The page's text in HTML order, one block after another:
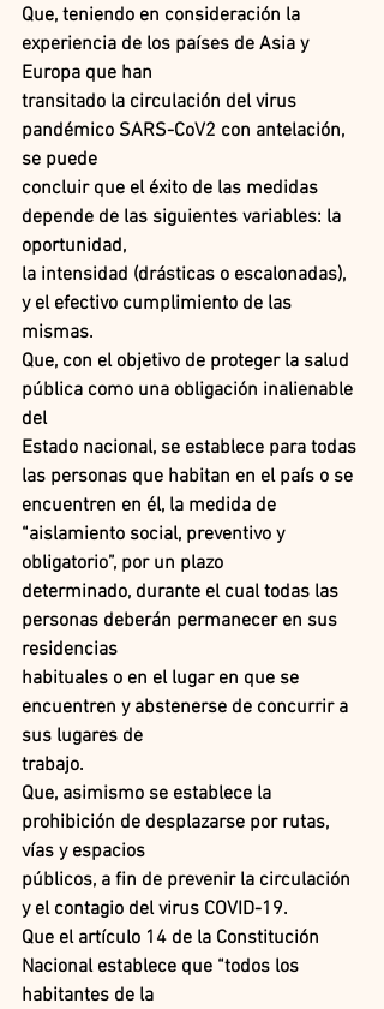
Que, teniendo en consideración la
experiencia de los países de Asia y
Europa que han
transitado la circulación del virus
pandémico SARS-CoV2 con antelación,
se puede
concluir que el éxito de las medidas
depende de las siguientes variables: la
oportunidad,
la intensidad (drásticas o escalonadas),
y el efectivo cumplimiento de las
mismas.
Que, con el objetivo de proteger la salud
pública como una obligación inalienable
del
Estado nacional, se establece para todas
las personas que habitan en el país o se
encuentren en él, la medida de
“aislamiento social, preventivo y
obligatorio”, por un plazo
determinado, durante el cual todas las
personas deberán permanecer en sus
residencias
habituales o en el lugar en que se
encuentren y abstenerse de concurrir a
sus lugares de
trabajo.
Que, asimismo se establece la
prohibición de desplazarse por rutas,
vías y espacios
públicos, a fin de prevenir la circulación
y el contagio del virus COVID-19.
Que el artículo 14 de la Constitución
Nacional establece que “todos los
habitantes de la